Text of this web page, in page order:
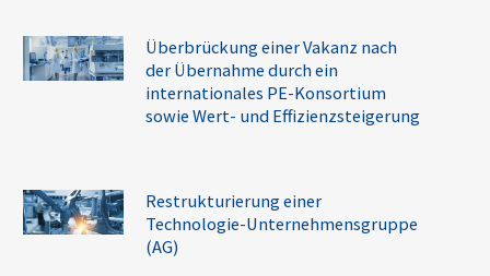
Überbrückung einer Vakanz nach
der Übernahme durch ein
internationales PE-Konsortium
sowie Wert- und Effizienzsteigerung
Restrukturierung einer
Technologie-Unternehmensgruppe
(AG)